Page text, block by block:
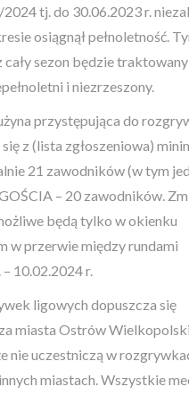
tj. do 30.06.2023 r.
osiągnął pełnoletność.
cały sezon będzie
i niezrzeszony.
przystępująca do
się z (lista zgłoszeniowa)
21 zawodników (w tym
– 20 zawodników.
będą tylko w okienku
w przerwie między rundami
10.02.2024 r.
ligowych dopuszcza się
miasta Ostrów
nie uczestniczą w
miastach. Wszystkie